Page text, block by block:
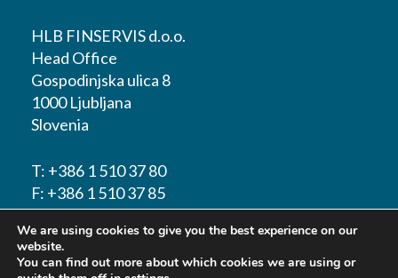
HLB FINSERVIS d.o.o.
Head Office
Gospodinjska ulica 8
1000 Ljubljana
Slovenia
T: +386 1 510 37 80
F: +386 1 510 37 85
E-mail:info@hlbfinservis.com
We are using cookies to give you the best experience on our
website.
You can find out more about which cookies we are using or